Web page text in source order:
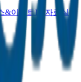
&이벤트IR 자료실